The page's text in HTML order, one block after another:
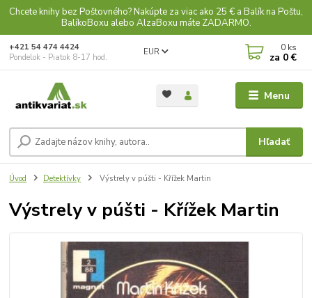
Chcete knihy bez Poštovného? Nakúpte za viac ako 25 € a Balík na Poštu,
BalíkoBoxu alebo AlzaBoxu máte ZADARMO.
Menu
EUR
Hľadať
+421 54 474 4424
Pondelok - Piatok 8-17 hod.
0 ks
za 0 €
Úvod Detektívky Výstrely v púšti - Křížek Martin
Výstrely v púšti - Křížek Martin